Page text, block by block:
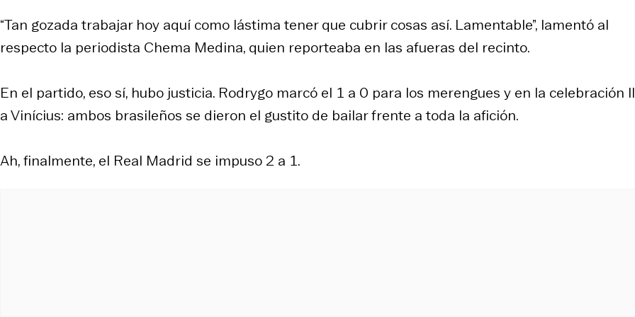
“Tan gozada trabajar hoy aquí como lástima tener que cubrir cosas así. Lamentable”, lamentó al
respecto la periodista Chema Medina, quien reporteaba en las afueras del recinto.
En el partido, eso sí, hubo justicia. Rodrygo marcó el 1 a 0 para los merengues y en la celebración
a Vinícius: ambos brasileños se dieron el gustito de bailar frente a toda la afición.
Ah, finalmente, el Real Madrid se impuso 2 a 1.